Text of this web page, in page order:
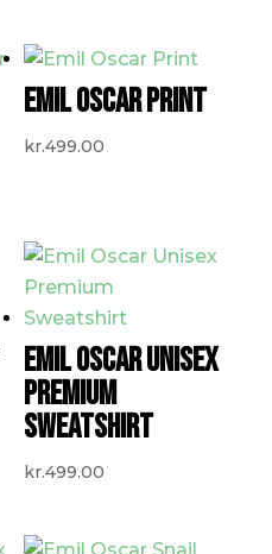
EMIL OSCAR PRINT
kr.499.00
EMIL OSCAR UNISEX
PREMIUM
SWEATSHIRT
kr.499.00